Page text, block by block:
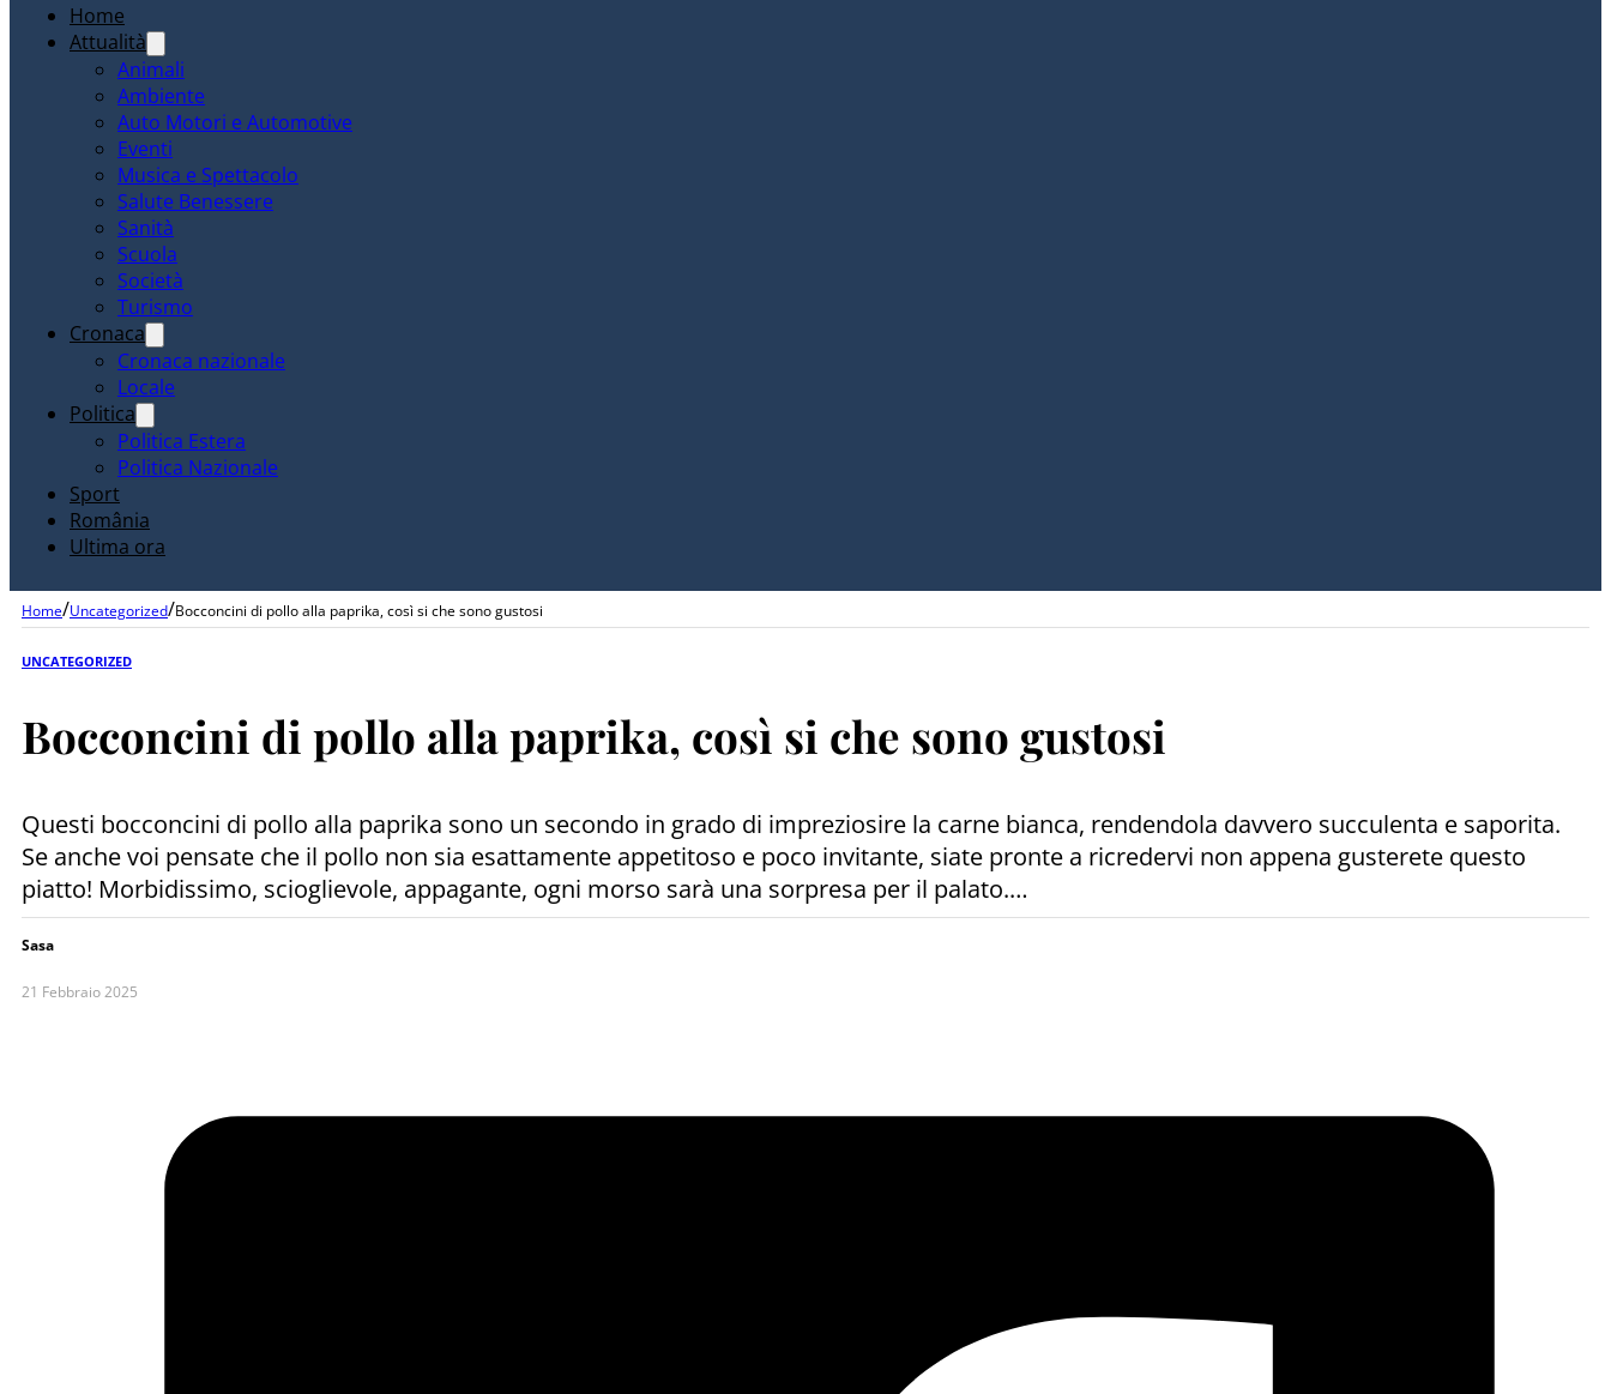
Home
Attualità
Animali
Ambiente
Auto Motori e Automotive
Eventi
Musica e Spettacolo
Salute Benessere
Sanità
Scuola
Società
Turismo
Cronaca
Cronaca nazionale
Locale
Politica
Politica Estera
Politica Nazionale
Sport
România
Ultima ora
Home/Uncategorized/Bocconcini di pollo alla paprika, così si che sono gustosi
UNCATEGORIZED
Bocconcini di pollo alla paprika, così si che sono gustosi
Questi bocconcini di pollo alla paprika sono un secondo in grado di impreziosire la carne bianca, rendendola davvero succulenta e saporita.
Se anche voi pensate che il pollo non sia esattamente appetitoso e poco invitante, siate pronte a ricredervi non appena gusterete questo
piatto! Morbidissimo, scioglievole, appagante, ogni morso sarà una sorpresa per il palato.…
Sasa
21 Febbraio 2025